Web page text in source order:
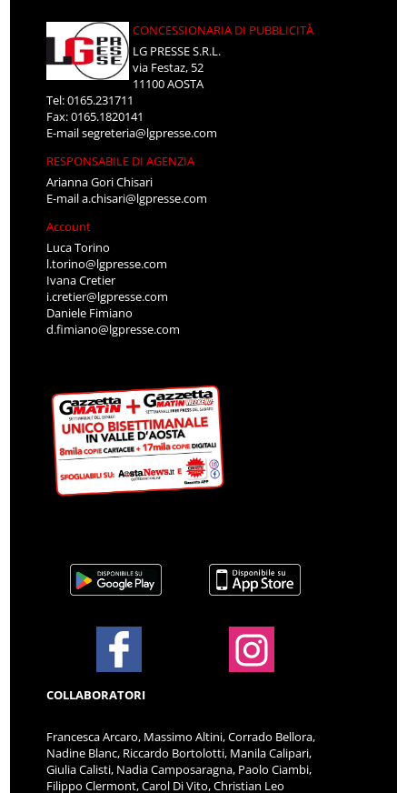
CONCESSIONARIA DI PUBBLICITÀ
LG PRESSE S.R.L.
via Festaz, 52
11100 AOSTA
Tel: 0165.231711
Fax: 0165.1820141
E-mailsegreteria@lgpresse.com
RESPONSABILE DI AGENZIA
Arianna Gori Chisari
E-maila.chisari@lgpresse.com
Account
Luca Torino
l.torino@lgpresse.com
Ivana Cretier
i.cretier@lgpresse.com
Daniele Fimiano
d.fimiano@lgpresse.com
COLLABORATORI
Francesca Arcaro, Massimo Altini, Corrado Bellora,
Nadine Blanc, Riccardo Bortolotti, Manila Calipari,
Giulia Calisti, Nadia Camposaragna, Paolo Ciambi,
Filippo Clermont, Carol Di Vito, Christian Leo